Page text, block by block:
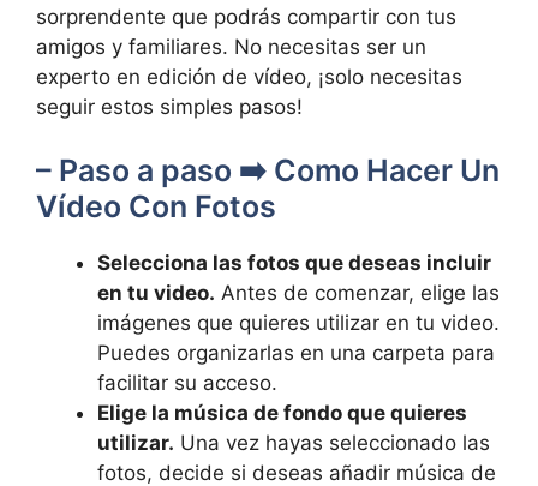
sorprendente que podrás compartir con‌ tus
amigos‌ y ‍familiares. No⁣ necesitas ser un
experto ⁣en⁣ edición de vídeo, ¡solo necesitas
seguir estos simples pasos!
– Paso a ⁣paso ➡️ Como ‍Hacer Un
Vídeo Con Fotos
Selecciona las fotos ⁤que⁢ deseas incluir
en tu video. Antes⁢ de ​comenzar, elige las
imágenes que quieres ⁤utilizar en tu ⁤video.
Puedes organizarlas en una carpeta ⁢para
facilitar su acceso.
Elige ‌la música de fondo que quieres
utilizar. Una vez ⁤hayas seleccionado las
fotos, decide ​si deseas ⁤añadir música ‍de